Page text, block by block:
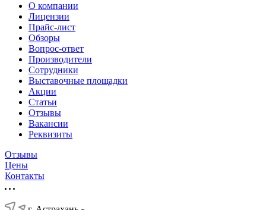
О компании
Лицензии
Прайс-лист
Обзоры
Вопрос-ответ
Производители
Сотрудники
Выставочные площадки
Акции
Статьи
Отзывы
Вакансии
Реквизиты
Отзывы
Цены
Контакты